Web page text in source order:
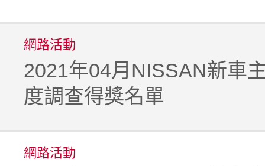
網路活動
2021年04月NISSAN新車
度調查得獎名單
網路活動